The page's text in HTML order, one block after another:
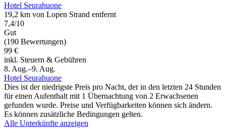
Hotel Seurahuone
19,2 km von Lopen Strand entfernt
7,4/10
Gut
(190 Bewertungen)
99 €
inkl. Steuern & Gebühren
8. Aug.–9. Aug.
Hotel Seurahuone
Dies ist der niedrigste Preis pro Nacht, der in den letzten 24 Stunden
für einen Aufenthalt mit 1 Übernachtung von 2 Erwachsenen
gefunden wurde. Preise und Verfügbarkeiten können sich ändern.
Es können zusätzliche Bedingungen gelten.
Alle Unterkünfte anzeigen